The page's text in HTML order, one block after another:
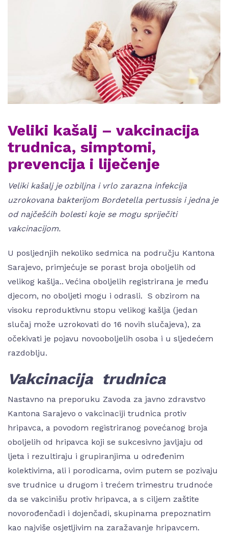
Veliki kašalj – vakcinacija
trudnica, simptomi,
prevencija i liječenje
Veliki kašalj je ozbiljna i vrlo zarazna infekcija
uzrokovana bakterijom Bordetella pertussis i jedna je
od najčešćih bolesti koje se mogu spriječiti
vakcinacijom.
U posljednjih nekoliko sedmica na području Kantona
Sarajevo, primjećuje se porast broja oboljelih od
velikog kašlja.. Većina oboljelih registrirana je među
djecom, no oboljeti mogu i odrasli. S obzirom na
visoku reproduktivnu stopu velikog kašlja (jedan
slučaj može uzrokovati do 16 novih slučajeva), za
očekivati je pojavu novooboljelih osoba i u sljedećem
razdoblju.
Vakcinacija trudnica
Nastavno na preporuku Zavoda za javno zdravstvo
Kantona Sarajevo o vakcinaciji trudnica protiv
hripavca, a povodom registriranog povećanog broja
oboljelih od hripavca koji se sukcesivno javljaju od
ljeta i rezultiraju i grupiranjima u određenim
kolektivima, ali i porodicama, ovim putem se pozivaju
sve trudnice u drugom i trećem trimestru trudnoće
da se vakcinišu protiv hripavca, a s ciljem zaštite
novorođenčadi i dojenčadi, skupinama prepoznatim
kao najviše osjetljivim na zaražavanje hripavcem.